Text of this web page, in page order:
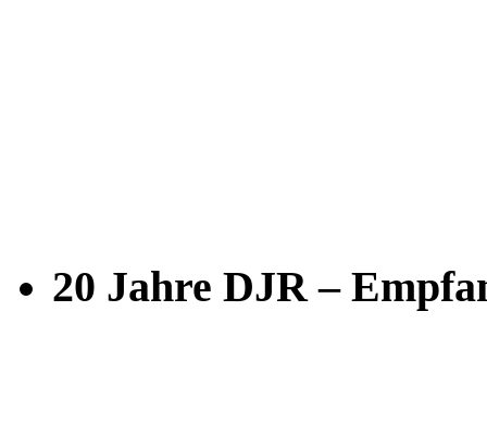
20 Jahre DJR –